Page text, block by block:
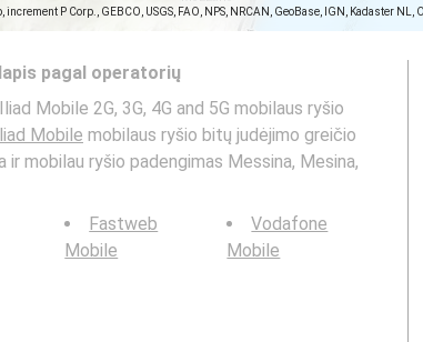
P Corp., GEBCO, USGS, FAO, NPS, NRCAN, GeoBase, IGN, Kadaster
pagal operatorių
Mobile 2G, 3G, 4G and 5G mobilaus ryšio
Mobile mobilaus ryšio bitų judėjimo greičio
ir mobilau ryšio padengimas Messina, Mesina,
Fastweb
Mobile
Vodafone
Mobile